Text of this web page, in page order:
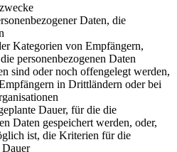
Daten, die
Kategorien von Empfängern,
personenbezogenen Daten
sind oder noch offengelegt werden,
in Drittländern oder bei
Dauer, für die die
Daten gespeichert werden, oder,
ist, die Kriterien für die
Dauer